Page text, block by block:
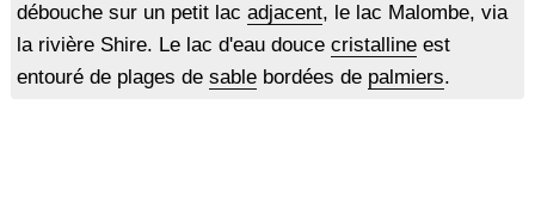
débouche sur un petit lac adjacent, le lac Malombe, via
la rivière Shire. Le lac d'eau douce cristallineest
entouré de plages de sablebordées de palmiers.